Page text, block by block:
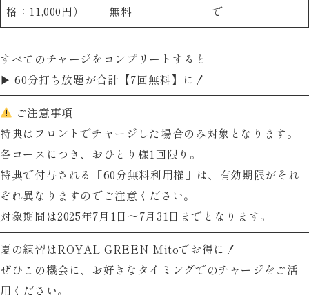
き
フ
の
引
ポ
配
格：11,000円）
無料
で
すべてのチャージをコンプリートすると
▶60分打ち放題が合計【7回無料】に！
ご注意事項
特典は フロントでチャージした場合のみ対象となります。
各コースにつき、おひとり様1回限り。
特典で付与される「60分無料利用権」は、有効期限がそれ
ぞれ異なりますのでご注意ください。
対象期間は2025年7月1日〜7月31日まで となります。
夏の練習はROYAL GREEN Mitoでお得に！
ぜひこの機会に、お好きなタイミングでのチャージをご活
用ください。